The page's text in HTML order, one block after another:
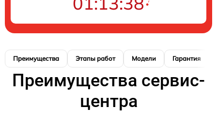
Преимущества Этапы работ Модели Гарантия
Преимущества сервис-
центра